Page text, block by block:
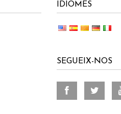
IDIOMES
SEGUEIX-NOS